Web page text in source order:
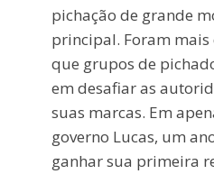
pichação de grande
principal. Foram mais
que grupos de
em desafiar as
suas marcas. Em
governo Lucas, um
ganhar sua primeira